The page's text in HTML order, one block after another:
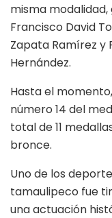
misma
Francisco David
Zapata Ramírez y
Hernández.
Hasta el
número 14 del
total de 11
bronce.
Uno de los
tamaulipeco fue
una actuación